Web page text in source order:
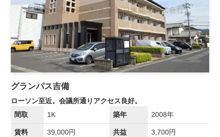
グランパス吉備
ローソン至近。会議所通りアクセス良好。
間取
1K 築年 2008年
賃料 39,000円 共益 3,700円